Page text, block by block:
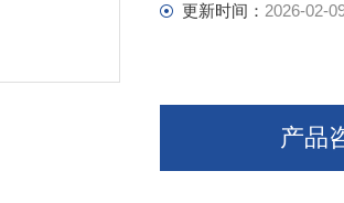
更新时间： 2026-02-
产品